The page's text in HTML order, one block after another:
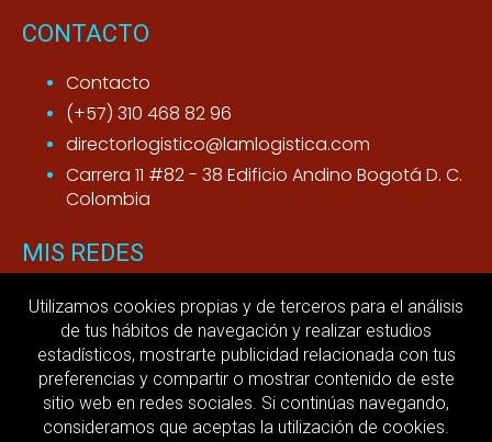
CONTACTO
Contacto
(+57) 310 468 82 96
directorlogistico@lamlogistica.com
Carrera 11 #82 - 38 Edificio Andino Bogotá D. C.
Colombia
MIS REDES
Youtube
LinkedIn
MI ACTIVIDAD
Aviso legal
Utilizamos cookies propias y de terceros para el análisis
de tus hábitos de navegación y realizar estudios
estadísticos, mostrarte publicidad relacionada con tus
preferencias y compartir o mostrar contenido de este
sitio web en redes sociales. Si continúas navegando,
consideramos que aceptas la utilización de cookies.